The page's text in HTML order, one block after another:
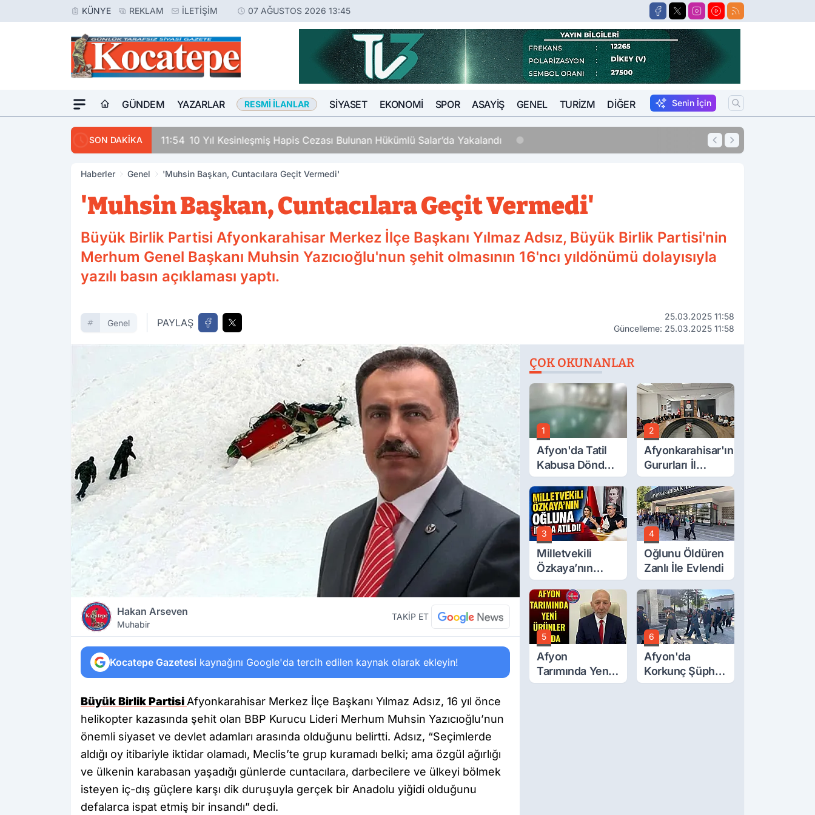
KÜNYE REKLAM İLETIŞIM 07 AĞUSTOS 2026 13:45
GÜNDEM YAZARLAR RESMI İLANLAR SIYASET EKONOMI SPOR ASAYIŞ GENEL TURIZM DIĞER Senin İçin
SON DAKİKA 11:54 10 Yıl Kesinleşmiş Hapis Cezası Bulunan Hükümlü Salar’da Yakalandı 15:57
Haberler Genel 'Muhsin Başkan, Cuntacılara Geçit Vermedi'
'Muhsin Başkan, Cuntacılara Geçit Vermedi'
Büyük Birlik Partisi Afyonkarahisar Merkez İlçe Başkanı Yılmaz Adsız, Büyük Birlik Partisi'nin
Merhum Genel Başkanı Muhsin Yazıcıoğlu'nun şehit olmasının 16'ncı yıldönümü dolayısıyla
yazılı basın açıklaması yaptı.
Genel PAYLAŞ
25.03.2025 11:58
Güncelleme: 25.03.2025 11:58
Hakan Arseven
Muhabir
TAKİP ET
Kocatepe Gazetesi kaynağını Google'da tercih edilen kaynak olarak ekleyin!
Büyük Birlik Partisi Afyonkarahisar Merkez İlçe Başkanı Yılmaz Adsız, 16 yıl önce
helikopter kazasında şehit olan BBP Kurucu Lideri Merhum Muhsin Yazıcıoğlu’nun
önemli siyaset ve devlet adamları arasında olduğunu belirtti. Adsız, “Seçimlerde
aldığı oy itibariyle iktidar olamadı, Meclis’te grup kuramadı belki; ama özgül ağırlığı
ve ülkenin karabasan yaşadığı günlerde cuntacılara, darbecilere ve ülkeyi bölmek
isteyen iç-dış güçlere karşı dik duruşuyla gerçek bir Anadolu yiğidi olduğunu
defalarca ispat etmiş bir insandı” dedi.
ÇOK OKUNANLAR
1
Afyon'da Tatil
Kabusa Döndü,
Acı Son!
2
Afyonkarahisar'ın
Gururları İl
Müdürüyle
Buluştu
3
Milletvekili
Özkaya’nın
Oğluna İftira
Atıldı
4
Oğlunu Öldüren
Zanlı İle Evlendi
5
Afyon
Tarımında Yeni
Ürünler Yolda
6
Afyon'da
Korkunç Şüphe!
Düştü Mü,